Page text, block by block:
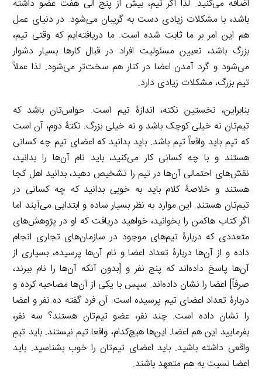
اضافه می‌کنید. لذا اگر تیم، بیش از پنج الی هفت عضو داشته
باشد، با مشکلات زیادی دست به گریبان می‌شود. در دنیای عمل
هم این امر بر ما ثابت شده است. ما دریافته‌ایم که وقتی تیم،
بزرگ باشد، تعیین مسئولیت افراد در قبال کارها بسیار دشوار
می‌شود و گرد آمدن اعضا در کنار هم سخت‌تر می‌شود. لذا عملاً
تیم بزرگ، مشکلات زیادی دارد.
بنابراین، نخستین نکته، اندازۀ تیم است. حواس‌تان باشد که
تیم‌تان نه خیلی کوچک باشد و نه خیلی بزرگ. نکتۀ دوم، آن است
که تیم باید واقعاً تیم باشد. باید بدانید که اعضای تیم چه کسانی
هستند و با چه کسانی کار می‌کنید، باید نام آن‌ها را بدانید،
نقش‌های احتمالی آن‌ها در تیم را تشخیص دهید، بدانید اهل کجا
هستند و خلاصۀ کلام باید به خوبی بدانید که چه کسانی در
تیم‌تان هستند. این موارد به نظر بسیار ساده و ابتدایی می‌آیند اما
اگر کتاب هاکمن را بخوانید، خواهید دریافت که او در پژوهش‌های
متعددی که دربارۀ تیم‌های موجود در سازمان‌های تجاری انجام
داده و از آن‌ها دربارۀ تعداد اعضا و نام آن‌ها پرسیده، بسیاری از
آن‌ها پاسخ داده‌اند که پنج نفر و [بدون آنکه آن‌ها را نام ببرند،
صرفاً] اعضا را نشان داده‌اند. سپس با یکی از آن‌ها مصاحبه کرده و
دربارۀ تعداد اعضای تیم پرسیده است. آن فرد گفته ده نفر و اعضا
را نشان داده است. چند نفر، عضو تیم‌تان هستند؟ سه نفر،
بفرمایید این هم اعضا. این‌ها هیچ‌کدام، واقعا تیم نیستند. باید تیمِ
واقعی داشته باشید. باید اعضای تیم‌تان را خوب بشناسید. باید
اعضا نسبت به هم متعهد باشند.